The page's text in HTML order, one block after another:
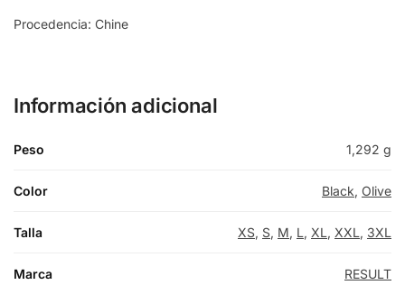
Procedencia: Chine
Información adicional
Peso 1,292 g
Color Black, Olive
Talla XS, S, M, L, XL, XXL, 3XL
Marca RESULT